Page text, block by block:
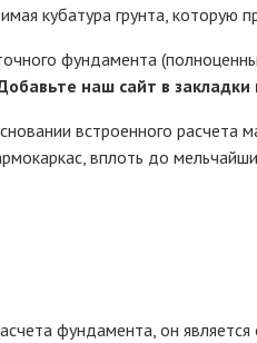
кубатура грунта, которую
фундамента
наш сайт в
встроенного
вплоть до
фундамента, он